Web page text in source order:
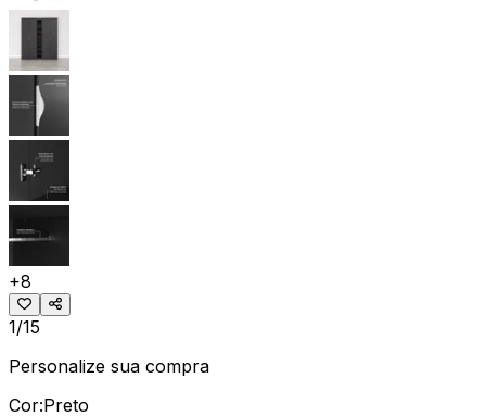
+8
1/15
Personalize sua compra
Cor:Preto